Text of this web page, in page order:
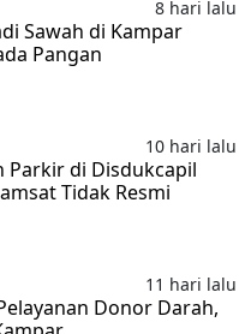
8 hari lalu
Sawah di Kampar
Pangan
10 hari lalu
Parkir di Disdukcapil
Tidak Resmi
11 hari lalu
Donor Darah,